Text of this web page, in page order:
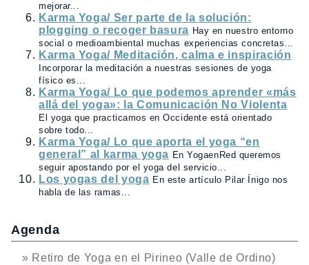
mejorar...
Karma Yoga/ Ser parte de la solución:
plogging o recoger basura Hay en nuestro entorno
social o medioambiental muchas experiencias concretas...
Karma Yoga/ Meditación, calma e inspiración
Incorporar la meditación a nuestras sesiones de yoga
físico es...
Karma Yoga/ Lo que podemos aprender «más
allá del yoga»: la Comunicación No Violenta
El yoga que practicamos en Occidente está orientado
sobre todo...
Karma Yoga/ Lo que aporta el yoga “en
general” al karma yoga En YogaenRed queremos
seguir apostando por el yoga del servicio...
Los yogas del yoga En este artículo Pilar Ínigo nos
habla de las ramas...
Agenda
» Retiro de Yoga en el Pirineo (Valle de Ordino)